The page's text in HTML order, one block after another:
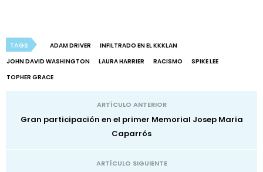
TAGS ADAM DRIVER
INFILTRADO EN EL KKKLAN
JOHN DAVID WASHINGTON
LAURA HARRIER RACISMO
SPIKE LEE
TOPHER GRACE
ARTÍCULO ANTERIOR
Gran participación en el primer Memorial Josep Maria
Caparrós
ARTÍCULO SIGUIENTE